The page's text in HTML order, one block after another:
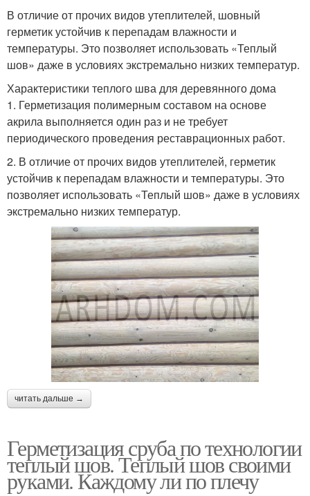
В отличие от прочих видов утеплителей, шовный
герметик устойчив к перепадам влажности и
температуры. Это позволяет использовать «Теплый
шов» даже в условиях экстремально низких температур.
Характеристики теплого шва для деревянного дома
1. Герметизация полимерным составом на основе
акрила выполняется один раз и не требует
периодического проведения реставрационных работ.
2. В отличие от прочих видов утеплителей, герметик
устойчив к перепадам влажности и температуры. Это
позволяет использовать «Теплый шов» даже в условиях
экстремально низких температур.
читать дальше →
Герметизация сруба по технологии
теплый шов. Теплый шов своими
руками. Каждому ли по плечу